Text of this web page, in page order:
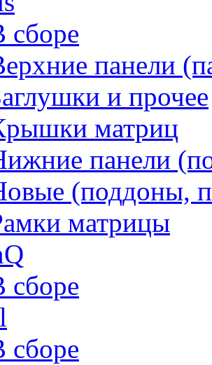
сборе
панели
и прочее
матриц
панели
(поддоны,
матрицы
сборе
сборе